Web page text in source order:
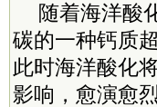
随着海洋酸
碳的一种钙质
此时海洋酸化
影响，愈演愈